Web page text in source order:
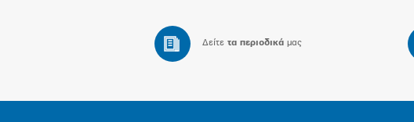
Δείτε τα περιοδικά μας